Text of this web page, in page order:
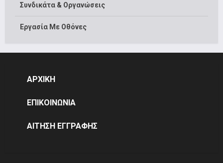
Συνδικάτα & Οργανώσεις
Εργασία Με Οθόνες
ΑΡΧΙΚΗ
ΕΠΙΚΟΙΝΩΝΙΑ
ΑΙΤΗΣΗ ΕΓΓΡΑΦΗΣ